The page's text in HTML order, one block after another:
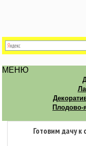
МЕНЮ
Плодово-
Готовим дачу к